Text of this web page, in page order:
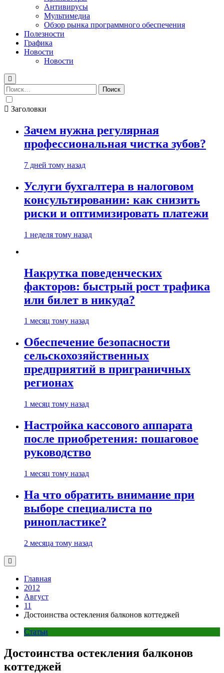
Антивирусы
Мультимедиа
Обзор рынка программного обеспечения
Полезности
Графика
Новости
Новости
Найти:
Заголовки
Зачем нужна регулярная
профессиональная чистка зубов?
7 дней тому назад
Услуги бухгалтера в налоговом
консультировании: как снизить
риски и оптимизировать платежи
1 неделя тому назад
Накрутка поведенческих
факторов: быстрый рост трафика
или билет в никуда?
1 месяц тому назад
Обеспечение безопасности
сельскохозяйственных
предприятий в приграничных
регионах
1 месяц тому назад
Настройка кассового аппарата
после приобретения: пошаговое
руководство
1 месяц тому назад
На что обратить внимание при
выборе специалиста по
ринопластике?
2 месяца тому назад
Главная
2012
Август
11
Достоинства остекления балконов коттеджей
Статьи
Достоинства остекления балконов
коттеджей